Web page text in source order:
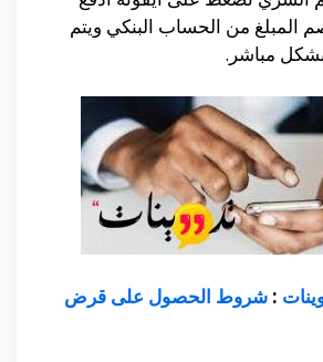
المبلغ من الحساب البنكي ويتم
بشكل مباشر.
: شروط الحصول على قرض